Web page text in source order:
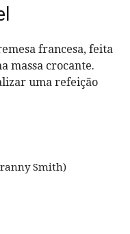
francesa, feita
massa crocante.
uma refeição
Smith)